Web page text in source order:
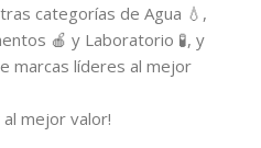
categorías de Agua 💧,
🍎 y Laboratorio 🧪, y
marcas líderes al mejor
al mejor valor!